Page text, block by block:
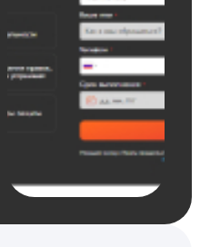
Вид работы:
Диссертация
Дата:2025-03-15
Автору огромное
спасибо за
сам подобрал
литературу,
оформил и провел